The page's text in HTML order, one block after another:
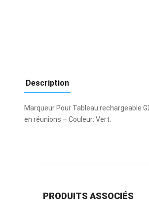
Description
Marqueur Pour Tableau rechargeable
en réunions – Couleur: Vert.
PRODUITS ASSOCIÉS